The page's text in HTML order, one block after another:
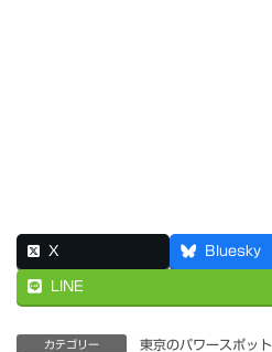
X Bluesky
LINE
カテゴリー 東京のパワースポット